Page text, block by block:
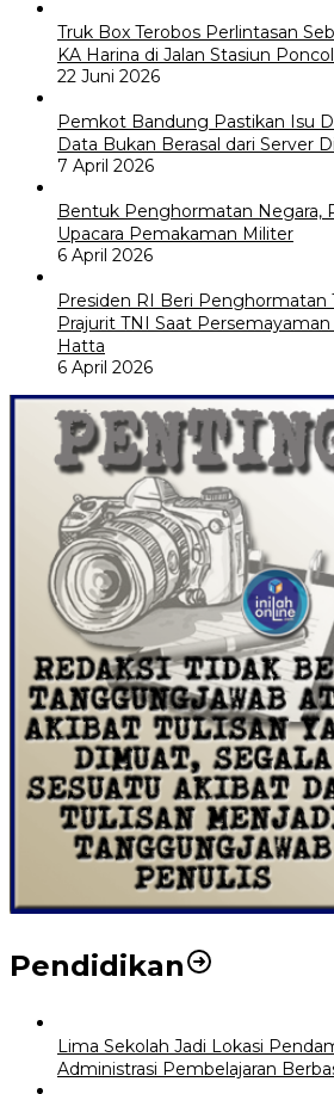
Truk Box Terobos Perlintasan
KA Harina di Jalan Stasiun
22 Juni 2026
Pemkot Bandung Pastikan Isu
Data Bukan Berasal dari Server
7 April 2026
Bentuk Penghormatan Negara,
Upacara Pemakaman Militer
6 April 2026
Presiden RI Beri Penghormatan
Prajurit TNI Saat
Hatta
6 April 2026
Pendidikan
Lima Sekolah Jadi Lokasi
Administrasi Pembelajaran